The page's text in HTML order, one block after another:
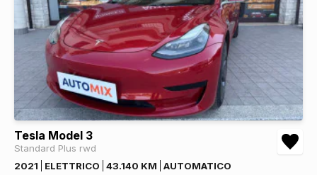
Tesla Model 3
Standard Plus rwd
2021
ELETTRICO 43.140 KM
AUTOMATICO